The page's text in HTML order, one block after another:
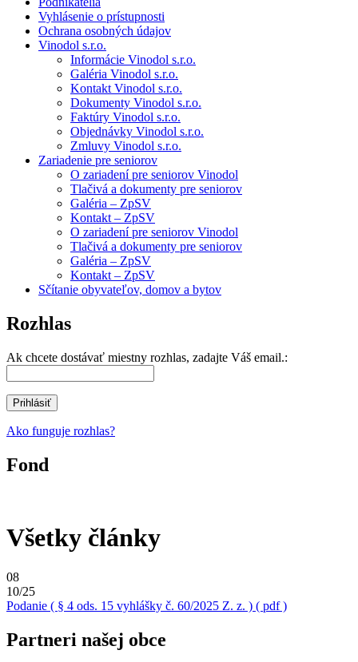
Vyhlásenie o prístupnosti
Ochrana osobných údajov
Vinodol s.r.o.
Informácie Vinodol s.r.o.
Galéria Vinodol s.r.o.
Kontakt Vinodol s.r.o.
Dokumenty Vinodol s.r.o.
Faktúry Vinodol s.r.o.
Objednávky Vinodol s.r.o.
Zmluvy Vinodol s.r.o.
Zariadenie pre seniorov
O zariadení pre seniorov Vinodol
Tlačivá a dokumenty pre seniorov
Galéria – ZpSV
Kontakt – ZpSV
O zariadení pre seniorov Vinodol
Tlačivá a dokumenty pre seniorov
Galéria – ZpSV
Kontakt – ZpSV
Sčítanie obyvateľov, domov a bytov
Rozhlas
Ak chcete dostávať miestny rozhlas, zadajte Váš email.:
Ako funguje rozhlas?
Fond
Všetky články
08
10/25
Podanie ( § 4 ods. 15 vyhlášky č. 60/2025 Z. z. ) ( pdf )
Partneri našej obce